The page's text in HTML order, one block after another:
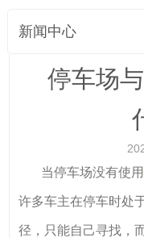
新闻中心
停车场
当停车场没有使用
许多车主在停车时处
径，只能自己寻找，